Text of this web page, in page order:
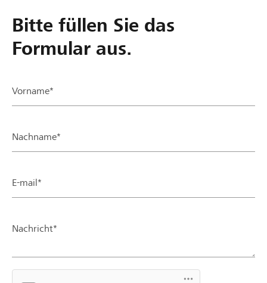
Bitte füllen Sie das
Formular aus.
Vorname*
Nachname*
E-mail*
Nachricht*